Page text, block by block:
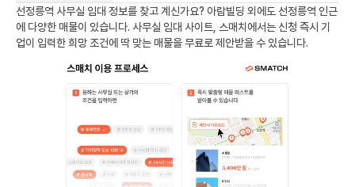
선정릉역 사무실 임대 정보를 찾고 계신가요? 아람빌딩 외에도 선정릉역 인근
에 다양한 매물이 있습니다. 사무실 임대 사이트, 스매치에서는 신청 즉시 기
업이 입력한 희망 조건에 딱 맞는 매물을 무료로 제안받을 수 있습니다.